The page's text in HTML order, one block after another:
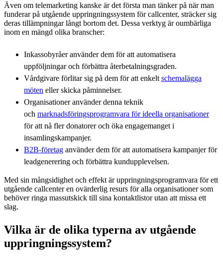
Även om telemarketing kanske är det första man tänker på när man
funderar på utgående uppringningssystem för callcenter, sträcker sig
deras tillämpningar långt bortom det. Dessa verktyg är oumbärliga
inom en mängd olika branscher:
Inkassobyråer använder dem för att automatisera
uppföljningar och förbättra återbetalningsgraden.
Vårdgivare förlitar sig på dem för att enkelt schemalägga
möten eller skicka påminnelser.
Organisationer använder denna teknik
och marknadsföringsprogramvara för ideella organisationer
för att nå fler donatorer och öka engagemanget i
insamlingskampanjer.
B2B-företag använder dem för att automatisera kampanjer för
leadgenerering och förbättra kundupplevelsen.
Med sin mångsidighet och effekt är uppringningsprogramvara för ett
utgående callcenter en ovärderlig resurs för alla organisationer som
behöver ringa massutskick till sina kontaktlistor utan att missa ett
slag.
Vilka är de olika typerna av utgående
uppringningssystem?